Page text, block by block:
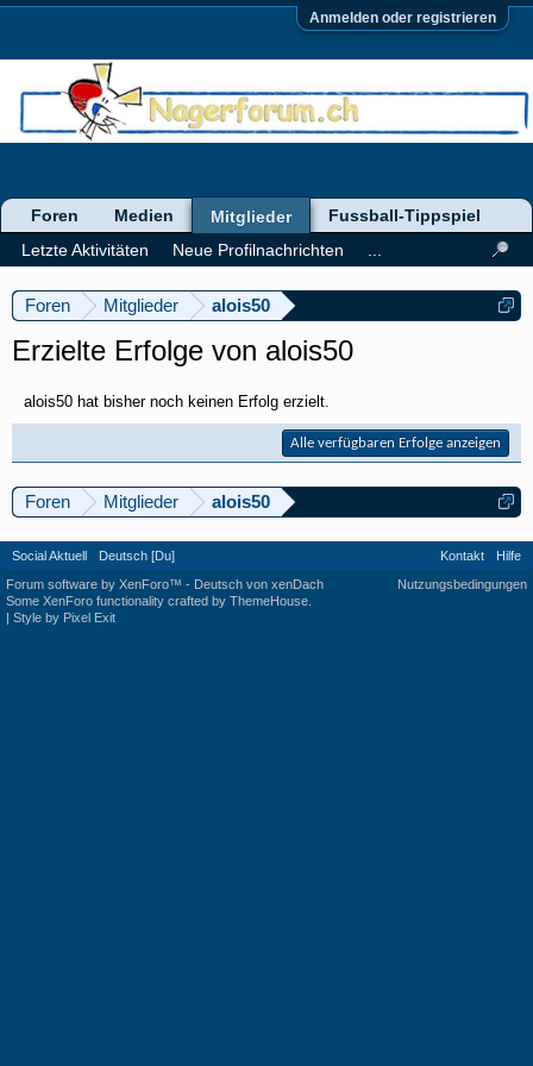
Anmelden oder registrieren
Foren Mitglieder alois50
Erzielte Erfolge von alois50
alois50 hat bisher noch keinen Erfolg erzielt.
Alle verfügbaren Erfolge anzeigen
Foren Mitglieder alois50
Foren Medien
Mitglieder
Letzte Aktivitäten
Neue Profilnachrichten
Fussball-Tippspiel
Social Aktuell Deutsch [Du] Kontakt
Hilfe
Nutzungsbedingungen
Forum software by XenForo™ - Deutsch von xenDach
Some XenForo functionality crafted by ThemeHouse
| Style by Pixel Exit